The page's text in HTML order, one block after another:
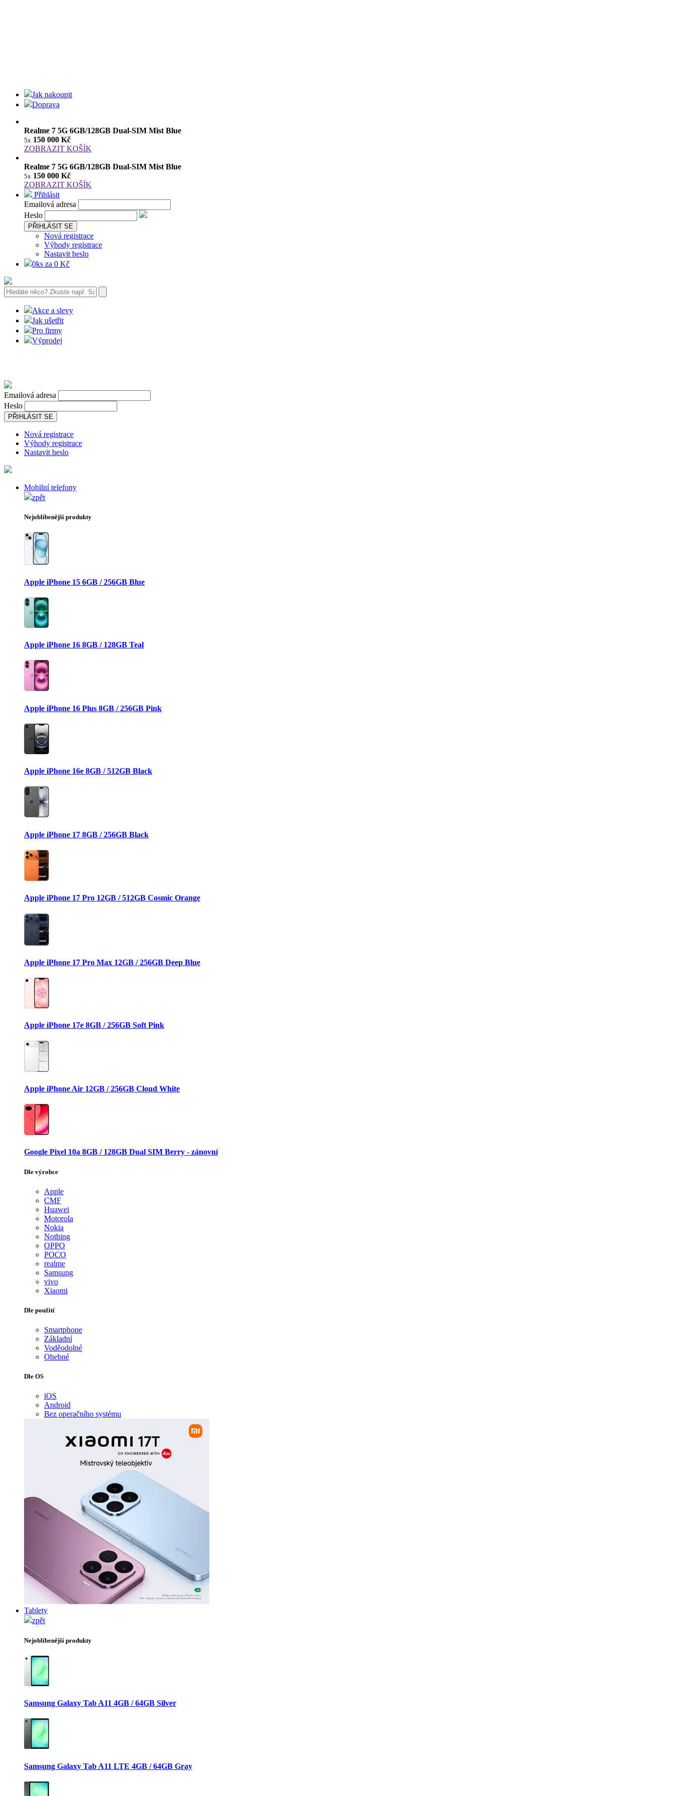
Jak nakoupit
Doprava
Realme 7 5G 6GB/128GB Dual-SIM Mist Blue
5x 150 000 Kč
ZOBRAZIT KOŠÍK
Realme 7 5G 6GB/128GB Dual-SIM Mist Blue
5x 150 000 Kč
ZOBRAZIT KOŠÍK
Přihlásit
Emailová adresa
Heslo
PŘIHLÁSIT SE
Nová registrace
Výhody registrace
Nastavit heslo
0ks za 0 Kč
Akce a slevy
Jak ušetřit
Pro firmy
Výprodej
Emailová adresa
Heslo
PŘIHLÁSIT SE
Nová registrace
Výhody registrace
Nastavit heslo
Mobilní telefony
zpět
Nejoblíbenější produkty
Apple iPhone 15 6GB / 256GB Blue
Apple iPhone 16 8GB / 128GB Teal
Apple iPhone 16 Plus 8GB / 256GB Pink
Apple iPhone 16e 8GB / 512GB Black
Apple iPhone 17 8GB / 256GB Black
Apple iPhone 17 Pro 12GB / 512GB Cosmic Orange
Apple iPhone 17 Pro Max 12GB / 256GB Deep Blue
Apple iPhone 17e 8GB / 256GB Soft Pink
Apple iPhone Air 12GB / 256GB Cloud White
Google Pixel 10a 8GB / 128GB Dual SIM Berry - zánovní
Dle výrobce
Apple
CMF
Huawei
Motorola
Nokia
Nothing
OPPO
POCO
realme
Samsung
vivo
Xiaomi
Dle použití
Smartphone
Základní
Voděodolné
Ohebné
Dle OS
iOS
Android
Bez operačního systému
Tablety
zpět
Nejoblíbenější produkty
Samsung Galaxy Tab A11 4GB / 64GB Silver
Samsung Galaxy Tab A11 LTE 4GB / 64GB Gray